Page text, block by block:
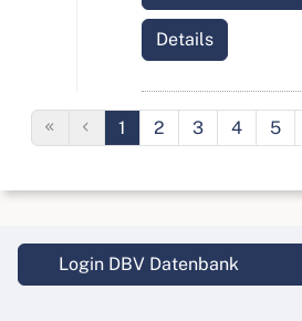
Details
1 2 3 4 5
Login DBV Datenbank